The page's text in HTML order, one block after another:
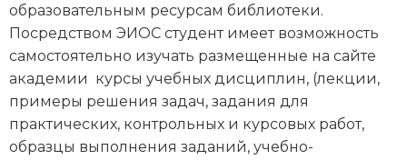
образовательным ресурсам библиотеки.
Посредством ЭИОС студент имеет возможность
самостоятельно изучать размещенные на сайте
академии курсы учебных дисциплин, (лекции,
примеры решения задач, задания для
практических, контрольных и курсовых работ,
образцы выполнения заданий, учебно-